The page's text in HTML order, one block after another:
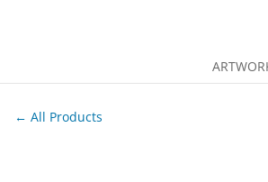
← All Products